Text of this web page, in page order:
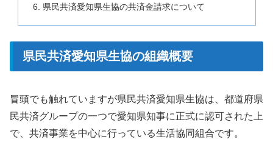
県民共済愛知県生協の共済金請求について
県民共済愛知県生協の組織概要
冒頭でも触れていますが県民共済愛知県生協は、都道府県
民共済グループの一つで愛知県知事に正式に認可された上
で、共済事業を中心に行っている生活協同組合です。